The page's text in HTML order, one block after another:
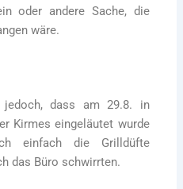
oder andere Sache, die
wäre.
dass am 29.8. in
Kirmes eingeläutet wurde
einfach die Grilldüfte
das Büro schwirrten.